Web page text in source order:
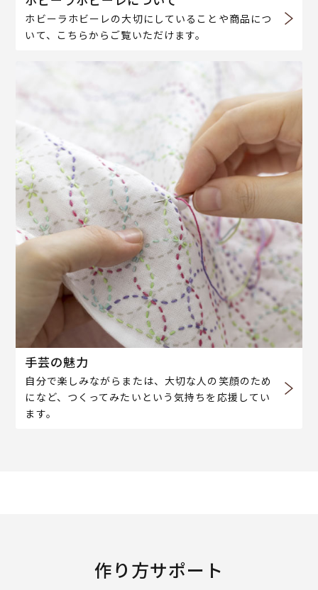
ホビーラホビーレの大切にしていることや商品につ
いて、こちらからご覧いただけます。
手芸の魅力
自分で楽しみながらまたは、大切な人の笑顔のため
になど、つくってみたいという気持ちを応援してい
ます。
作り方サポート